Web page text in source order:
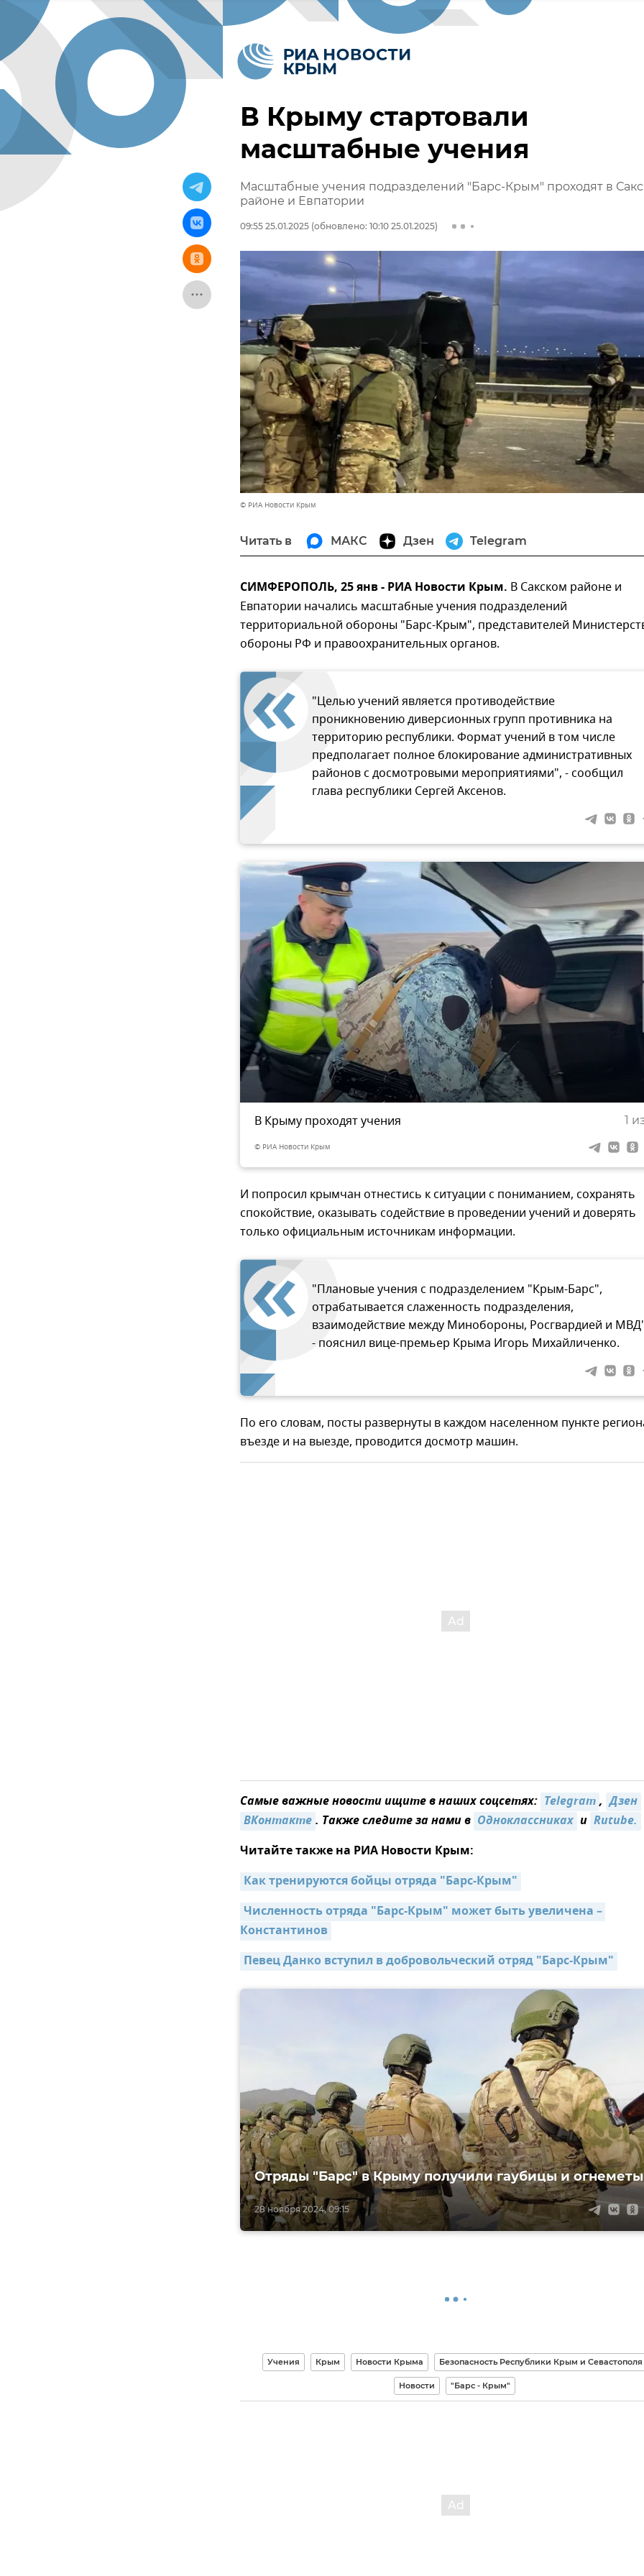
В Крыму стартовали
масштабные учения
Масштабные учения подразделений "Барс-Крым" проходят в
районе и Евпатории
09:55 25.01.2025 (обновлено: 10:10 25.01.2025)
© РИА Новости Крым
Читать в МАКС Дзен Telegram
СИМФЕРОПОЛЬ, 25 янв - РИА Новости Крым. В Сакском районе и
Евпатории начались масштабные учения подразделений
территориальной обороны "Барс-Крым", представителей
обороны РФ и правоохранительных органов.
"Целью учений является противодействие
проникновению диверсионных групп противника на
территорию республики. Формат учений в том числе
предполагает полное блокирование административных
районов с досмотровыми мероприятиями", - сообщил
глава республики Сергей Аксенов.
1
В Крыму проходят учения
© РИА Новости Крым
И попросил крымчан отнестись к ситуации с пониманием, сохранять
спокойствие, оказывать содействие в проведении учений и доверять
только официальным источникам информации.
"Плановые учения с подразделением "Крым-Барс",
отрабатывается слаженность подразделения,
взаимодействие между Минобороны, Росгвардией и
- пояснил вице-премьер Крыма Игорь Михайличенко.
По его словам, посты развернуты в каждом населенном пункте
въезде и на выезде, проводится досмотр машин.
Самые важные новости ищите в наших соцсетях: Telegram, Дзен
ВКонтакте. Также следите за нами в Одноклассниках и Rutube.
Читайте также на РИА Новости Крым:
Как тренируются бойцы отряда "Барс-Крым"
Численность отряда "Барс-Крым" может быть увеличена –
Константинов
Певец Данко вступил в добровольческий отряд "Барс-Крым"
28 ноября 2024, 09:15
Отряды "Барс" в Крыму получили гаубицы и огнеметы
Учения Крым Новости Крыма Безопасность Республики Крым и Севастополя
Новости "Барс - Крым"